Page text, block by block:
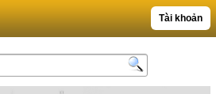
Tài khoản